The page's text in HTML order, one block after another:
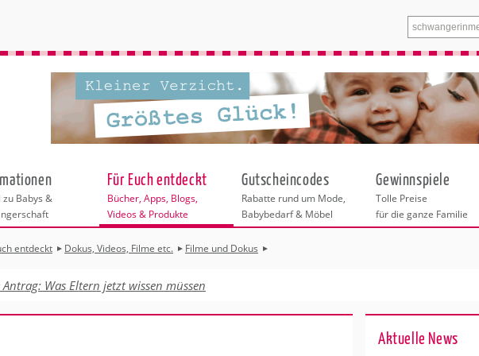
Bitte wählen Sie zuerst eine Stadt aus.
beziehen sich auf die ausgewählte Stadt.
Babys &
Für Euch entdeckt
Bücher, Apps, Blogs,
Videos & Produkte
Videos
DVDs & Filme
Hebammen-Videos
Gutscheincodes
Rabatte rund um Mode,
Babybedarf & Möbel
Gewinnspiele
Tolle Preise
für die ganze Familie
entdeckt Dokus, Videos, Filme etc. Filme und Dokus
Was Eltern jetzt wissen müssen
Ak­tu­el­le News